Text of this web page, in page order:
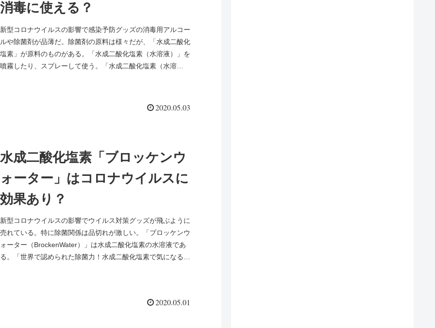
消毒に使える？
新型コロナウイルスの影響で感染予防グッズの消毒用アルコー
ルや除菌剤が品薄だ。除菌剤の原料は様々だが、「水成二酸化
塩素」が原料のものがある。「水成二酸化塩素（水溶液）」を
噴霧したり、スプレーして使う。「水成二酸化塩素（水溶
2020.05.03
水成二酸化塩素「ブロッケンウ
ォーター」はコロナウイルスに
効果あり？
新型コロナウイルスの影響でウイルス対策グッズが飛ぶように
売れている。特に除菌関係は品切れが激しい。「ブロッケンウ
ォーター（BrockenWater）」は水成二酸化塩素の水溶液であ
る。「世界で認められた除菌力！水成二酸化塩素で気になる臭
2020.05.01